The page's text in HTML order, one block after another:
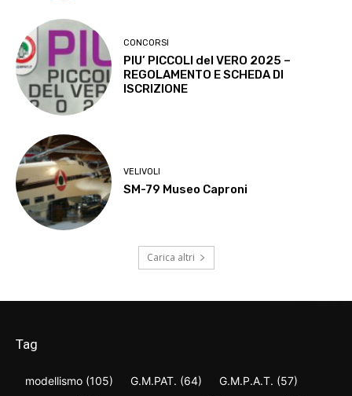
CONCORSI
PIU’ PICCOLI del VERO 2025 –
REGOLAMENTO E SCHEDA DI
ISCRIZIONE
VELIVOLI
SM-79 Museo Caproni
Carica altri
Tag
modellismo (105) G.M.PAT. (64) G.M.P.A.T. (57)